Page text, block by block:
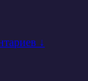
↓